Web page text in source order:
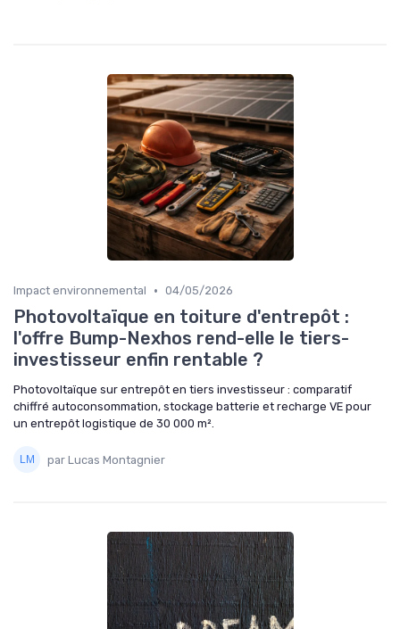
Impact environnemental • 04/05/2026
Photovoltaïque en toiture d'entrepôt :
l'offre Bump-Nexhos rend-elle le tiers-
investisseur enfin rentable ?
Photovoltaïque sur entrepôt en tiers investisseur : comparatif
chiffré autoconsommation, stockage batterie et recharge VE pour
un entrepôt logistique de 30 000 m².
par Lucas Montagnier